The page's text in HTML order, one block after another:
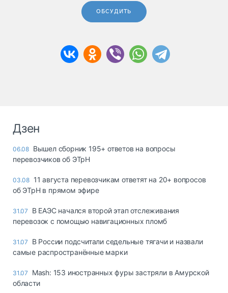
ОБСУДИТЬ
Дзен
06.08 Вышел сборник 195+ ответов на вопросы
перевозчиков об ЭТрН
03.08 11 августа перевозчикам ответят на 20+ вопросов
об ЭТрН в прямом эфире
31.07
В ЕАЭС начался второй этап отслеживания
перевозок с помощью навигационных пломб
31.07
В России подсчитали седельные тягачи и назвали
самые распространённые марки
31.07
Mash: 153 иностранных фуры застряли в Амурской
области